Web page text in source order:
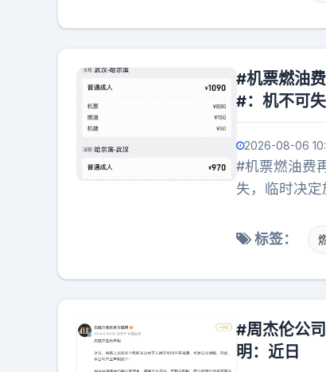
#机票燃油
#：机不可
2026-08-06
#机票燃油费
失，临时决
人旅客收取
油附加费，
内航线燃油
避暑的王女
分开心，“我
返机建燃油
标签：
#周杰伦公
明：近日